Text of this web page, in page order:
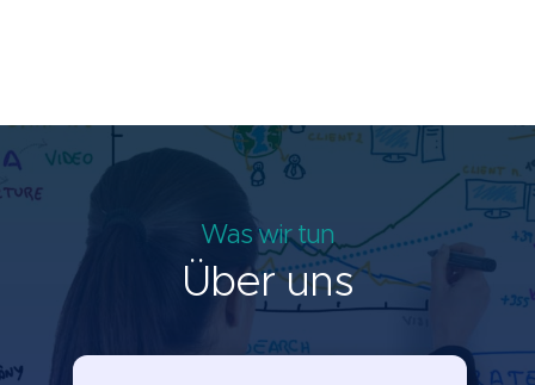
Was wir tun
Über uns